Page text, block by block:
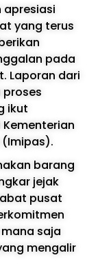
apresiasi
yang terus
pada
Laporan dari
ikut
barang
jejak
pusat
saja
mengalir